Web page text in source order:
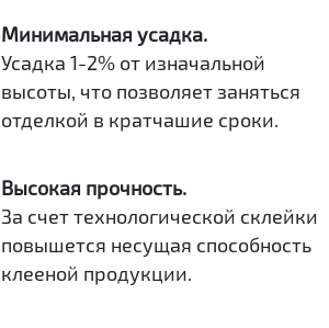
Минимальная усадка.
Усадка 1-2% от изначальной
высоты, что позволяет заняться
отделкой в кратчашие сроки.
Высокая прочность.
За счет технологической склейки
повышется несущая способность
клееной продукции.